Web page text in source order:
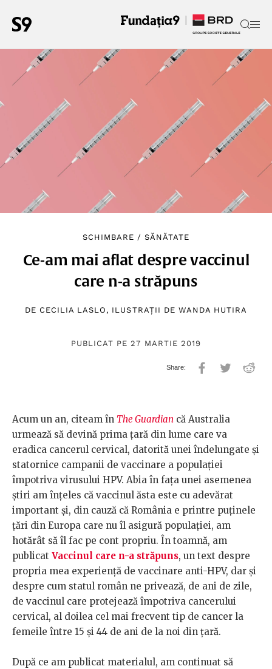
SCHIMBARE /SĂNĂTATE
Ce-am mai aflat despre vaccinul
care n-a străpuns
DE CECILIA LASLO , ILUSTRAȚII DE WANDA HUTIRA
PUBLICAT PE 27 MARTIE 2019
Acum un an, citeam în The Guardian că Australia
urmează să devină prima țară din lume care va
eradica cancerul cervical, datorită unei îndelungate și
statornice campanii de vaccinare a populației
împotriva virusului HPV. Abia în fața unei asemenea
știri am înțeles că vaccinul ăsta este cu adevărat
important și, din cauză că România e printre puținele
țări din Europa care nu îl asigură populației, am
hotărât să îl fac pe cont propriu. În toamnă, am
publicat Vaccinul care n-a străpuns, un text despre
propria mea experiență de vaccinare anti-HPV, dar și
despre cum statul român ne privează, de ani de zile,
de vaccinul care protejează împotriva cancerului
cervical, al doilea cel mai frecvent tip de cancer la
femeile între 15 și 44 de ani de la noi din țară.
După ce am publicat materialul, am continuat să